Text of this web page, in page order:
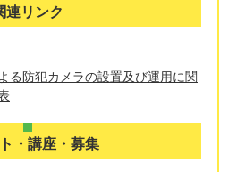
連リンク
る防犯カメラの設置及び運用に関
・講座・募集